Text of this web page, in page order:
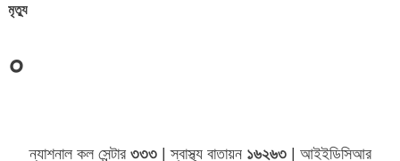
মৃত্যু
০
ন্যাশনাল কল সেন্টার ৩৩৩| স্বাস্থ্য বাতায়ন ১৬২৬৩| আইইডিসিআর